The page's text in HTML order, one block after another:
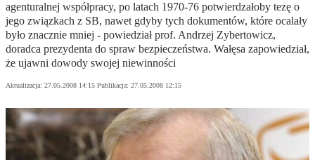
agenturalnej współpracy, po latach 1970-76 potwierdzałoby tezę o
jego związkach z SB, nawet gdyby tych dokumentów, które ocalały
było znacznie mniej - powiedział prof. Andrzej Zybertowicz,
doradca prezydenta do spraw bezpieczeństwa. Wałęsa zapowiedział,
że ujawni dowody swojej niewinności
Aktualizacja: 27.05.2008 14:15 Publikacja: 27.05.2008 12:15